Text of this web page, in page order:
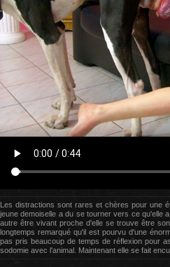
Les distractions sont rares et chères pour une
jeune demoiselle a du se tourner vers ce qu'elle
autre être vivant proche d'elle se trouve être
longtemps remarqué qu'il est pourvu d'une
pas pris beaucoup de temps de réflexion pour
sodomie avec l'animal. Maintenant elle se fait